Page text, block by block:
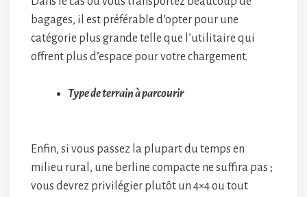
bagages, il est préférable d’opter pour une
catégorie plus grande telle que l’utilitaire qui
offrent plus d’espace pour votre chargement.
Type de terrain à parcourir
Enfin, si vous passez la plupart du temps en
milieu rural, une berline compacte ne suffira pas ;
vous devrez privilégier plutôt un 4×4 ou tout